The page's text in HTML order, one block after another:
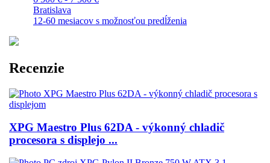
Bratislava
12-60 mesiacov s možnosťou predĺženia
Recenzie
XPG Maestro Plus 62DA - výkonný chladič
procesora s displejo ...